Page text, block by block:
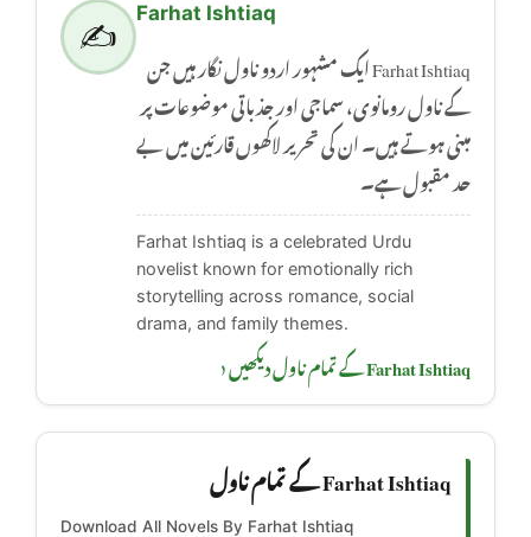
✍️
Farhat Ishtiaq
Farhat Ishtiaq ایک مشہور اردو ناول نگار ہیں جن
کے ناول رومانوی، سماجی اور جذباتی موضوعات پر
مبنی ہوتے ہیں۔ ان کی تحریر لاکھوں قارئین میں بے
حد مقبول ہے۔
Farhat Ishtiaq is a celebrated Urdu
novelist known for emotionally rich
storytelling across romance, social
drama, and family themes.
Farhat Ishtiaq کے تمام ناول دیکھیں ‹
Farhat Ishtiaq کے تمام ناول
Download All Novels By Farhat Ishtiaq